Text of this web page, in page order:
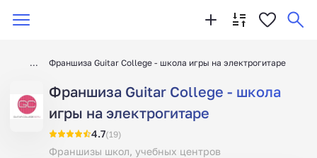
Франшиза Guitar College - школа игры на электрогитаре
Франшиза Guitar College - школа
игры на электрогитаре
4.7(19)
Франшизы школ, учебных центров